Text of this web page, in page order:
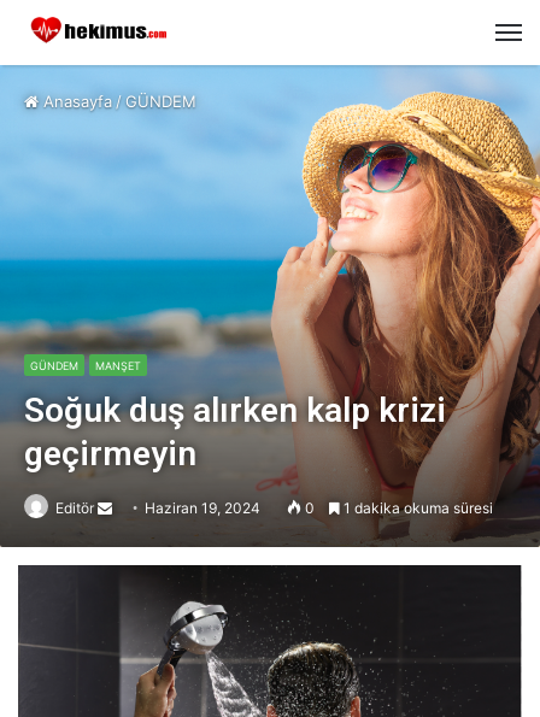
Anasayfa /GÜNDEM
GÜNDEM MANŞET
Soğuk duş alırken kalp krizi
geçirmeyin
Editör
Send
email
Haziran 19, 2024 0 1 dakika okuma süresi